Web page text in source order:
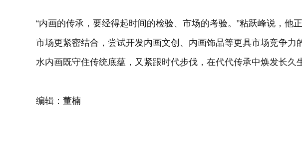
“内画的传承，要经得起时间的检验、市场的考验。”粘跃峰说，他
市场更紧密结合，尝试开发内画文创、内画饰品等更具市场竞争力
水内画既守住传统底蕴，又紧跟时代步伐，在代代传承中焕发长久
编辑：董楠